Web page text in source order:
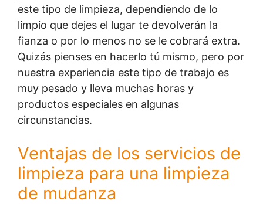
este tipo de limpieza, dependiendo de lo
limpio que dejes el lugar te devolverán la
fianza o por lo menos no se le cobrará extra.
Quizás pienses en hacerlo tú mismo, pero por
nuestra experiencia este tipo de trabajo es
muy pesado y lleva muchas horas y
productos especiales en algunas
circunstancias.
Ventajas de los servicios de
limpieza para una limpieza
de mudanza